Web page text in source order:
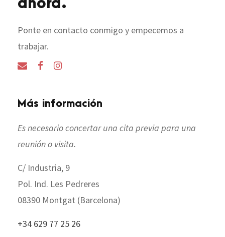
ahora.
Ponte en contacto conmigo y empecemos a
trabajar.
Más información
Es necesario concertar una cita previa para una
reunión o visita.
C/ Industria, 9
Pol. Ind. Les Pedreres
08390 Montgat (Barcelona)
+34 629 77 25 26